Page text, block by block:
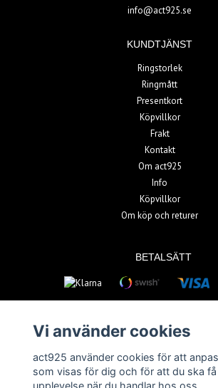
info@act925.se
KUNDTJÄNST
Ringstorlek
Ringmått
Presentkort
Köpvillkor
Frakt
Kontakt
Om act925
Info
Köpvillkor
Om köp och returer
BETALSÄTT
© Copyright 2026 act925
Powered by Quickbutik
Vi använder cookies
act925 använder cookies för att
som visas för dig och för att du ska
upplevelse när du handlar hos oss.